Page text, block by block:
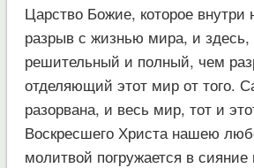
Царство Божие, которое внутри
разрыв с жизнью мира, и
решительный и полный, чем
отделяющий этот мир от того.
разорвана, и весь мир, тот и
Воскресшего Христа нашею
молитвой погружается в сияние